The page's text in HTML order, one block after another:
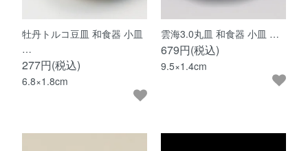
牡丹トルコ豆皿 和食器 小皿
…
277円(税込)
6.8×1.8cm
雲海3.0丸皿 和食器 小皿 …
679円(税込)
9.5×1.4cm